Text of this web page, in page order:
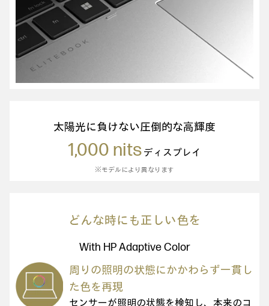
太陽光に負けない圧倒的な高輝度
1,000 nits ディスプレイ
※モデルにより異なります
どんな時にも正しい色を
With HP Adaptive Color
周りの照明の状態にかかわらず一貫し
た色を再現
センサーが照明の状態を検知し、本来のコ